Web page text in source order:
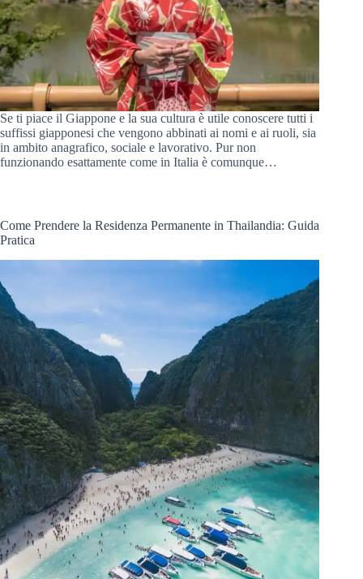
Se ti piace il Giappone e la sua cultura è utile conoscere tutti i
suffissi giapponesi che vengono abbinati ai nomi e ai ruoli, sia
in ambito anagrafico, sociale e lavorativo. Pur non
funzionando esattamente come in Italia è comunque…
Come Prendere la Residenza Permanente in Thailandia: Guida
Pratica